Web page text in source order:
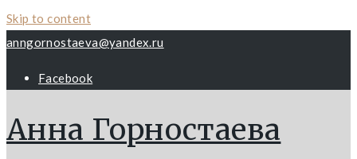
Skip to content
anngornostaeva@yandex.ru
Facebook
Анна Горностаева